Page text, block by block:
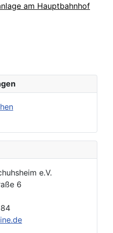
am Hauptbahnhof
e.V.
6